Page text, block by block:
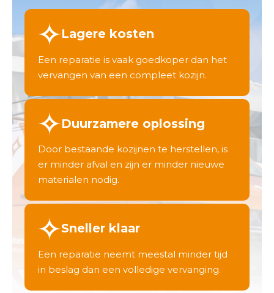
Lagere kosten
Een reparatie is vaak goedkoper dan het
vervangen van een compleet kozijn.
Duurzamere oplossing
Door bestaande kozijnen te herstellen, is
er minder afval en zijn er minder nieuwe
materialen nodig.
Sneller klaar
Een reparatie neemt meestal minder tijd
in beslag dan een volledige vervanging.